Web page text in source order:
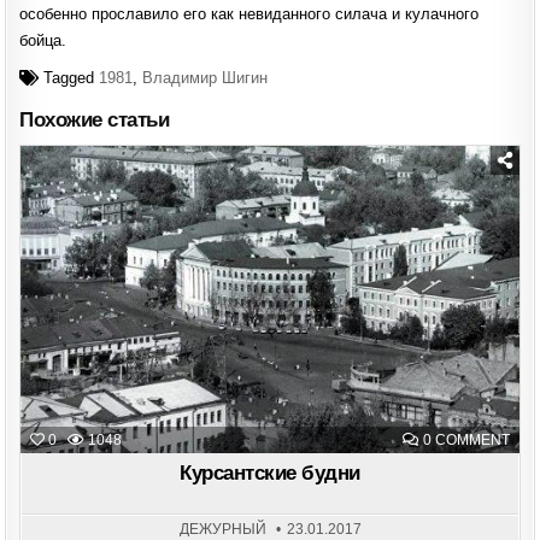
особенно прославило его как невиданного силача и кулачного
бойца.
Tagged 1981, Владимир Шигин
Похожие статьи
0 1048 0 COMMENTON
Posted
in
Курсантские будни
ДЕЖУРНЫЙ 23.01.2017